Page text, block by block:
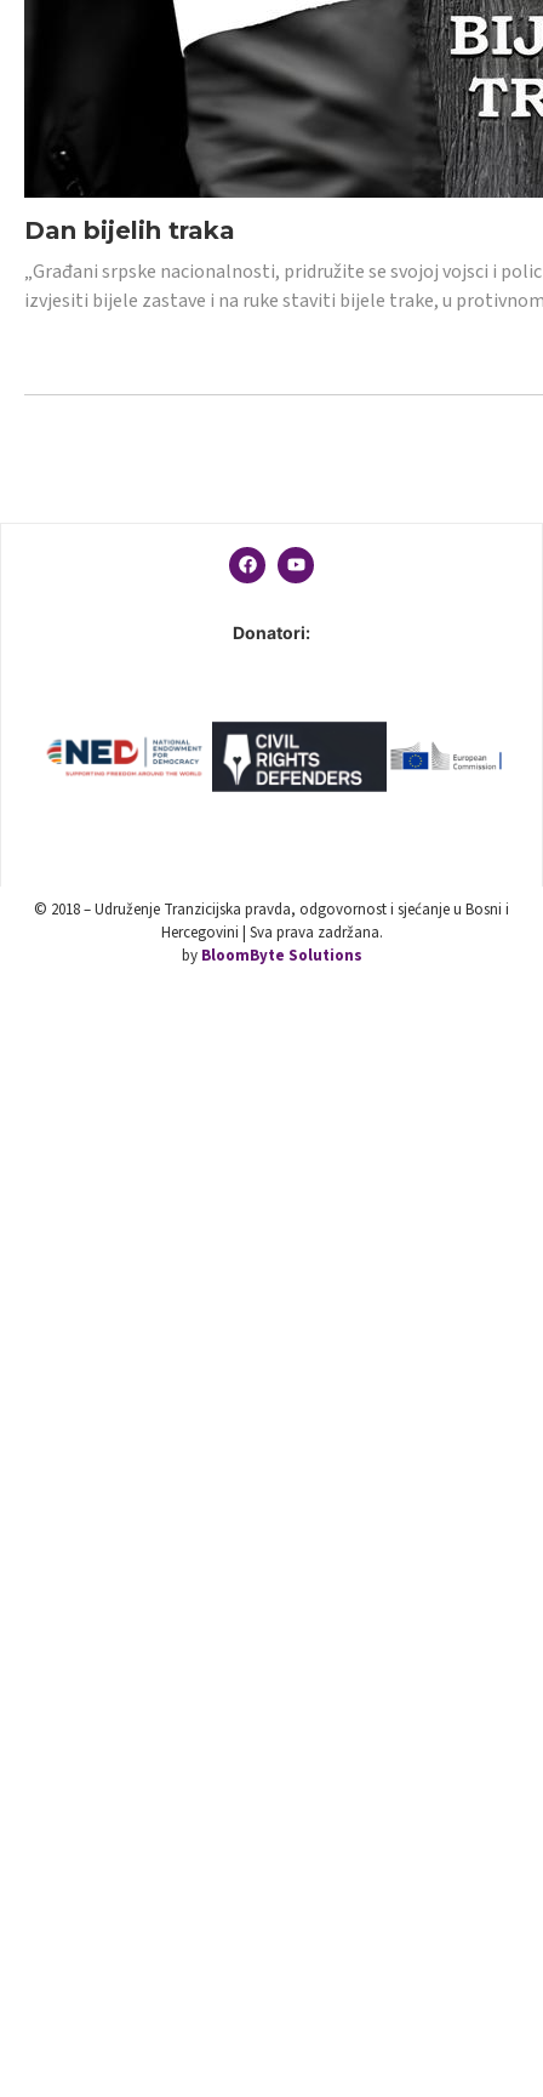
Dan bijelih traka
„Građani srpske nacionalnosti, pridružite se svojoj vojsci i
izvjesiti bijele zastave i na ruke staviti bijele trake, u
Donatori:
© 2018 – Udruženje Tranzicijska pravda, odgovornost i sjećanje u Bosni i
Hercegovini | Sva prava zadržana.
by BloomByte Solutions